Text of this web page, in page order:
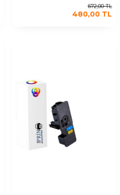
672,00TL
480,00 TL